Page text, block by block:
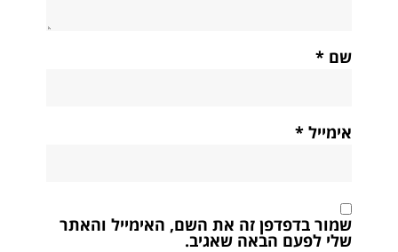
שם *
אימייל *
שמור בדפדפן זה את השם, האימייל והאתר
שלי לפעם הבאה שאגיב.